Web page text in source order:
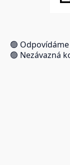
🟢
🟢 Nezávazná